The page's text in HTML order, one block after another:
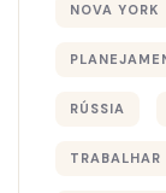
NOVA YORK
RÚSSIA
TRABALHAR